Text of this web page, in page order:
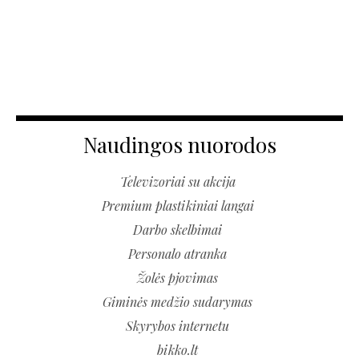
Naudingos nuorodos
Televizoriai su akcija
Premium plastikiniai langai
Darbo skelbimai
Personalo atranka
Žolės pjovimas
Giminės medžio sudarymas
Skyrybos internetu
bikko.lt